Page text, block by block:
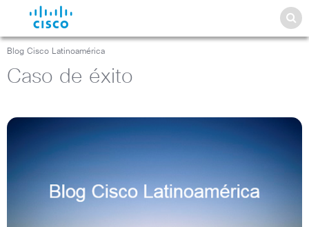
Blog Cisco Latinoamérica
Caso de éxito